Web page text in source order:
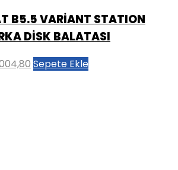
B5.5 VARİANT STATION
DİSK BALATASI
Şu
Sepete Ekle